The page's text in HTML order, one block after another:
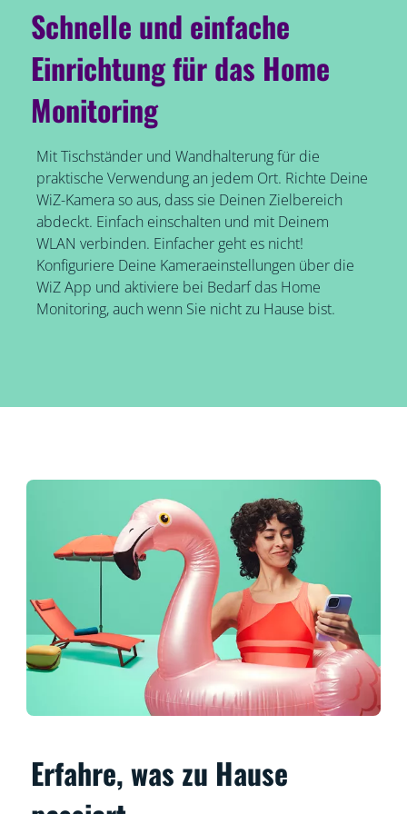
Schnelle und einfache
Einrichtung für das Home
Monitoring
Mit Tischständer und Wandhalterung für die
praktische Verwendung an jedem Ort. Richte Deine
WiZ-Kamera so aus, dass sie Deinen Zielbereich
abdeckt. Einfach einschalten und mit Deinem
WLAN verbinden. Einfacher geht es nicht!
Konfiguriere Deine Kameraeinstellungen über die
WiZ App und aktiviere bei Bedarf das Home
Monitoring, auch wenn Sie nicht zu Hause bist.
Erfahre, was zu Hause